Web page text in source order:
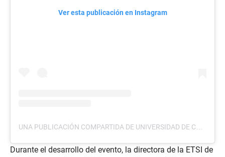
Ver esta publicación en Instagram
UNA PUBLICACIÓN COMPARTIDA DE UNIVERSIDAD DE CÁDIZ (@UNIVCADIZ)
Durante el desarrollo del evento, la directora de la ETSI de